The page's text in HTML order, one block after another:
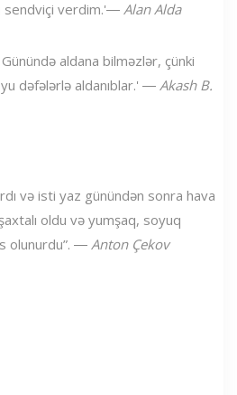
sendviçi verdim.'― Alan Alda
aldana bilməzlər, çünki
dəfələrlə aldanıblar.' ― Akash B.
və isti yaz günündən sonra hava
oldu və yumşaq, soyuq
olunurdu”. ― Anton Çekov